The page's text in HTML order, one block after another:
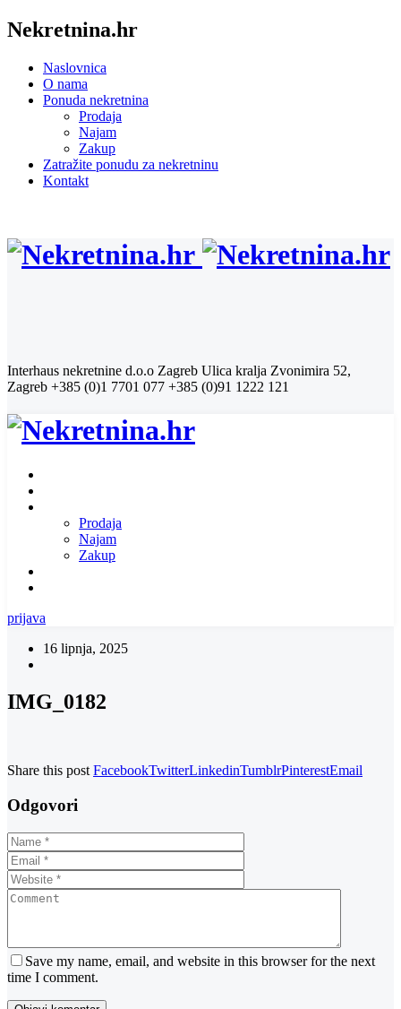
Nekretnina.hr
Naslovnica
O nama
Ponuda nekretnina
Prodaja
Najam
Zakup
Zatražite ponudu za nekretninu
Kontakt
Interhaus nekretnine d.o.o Zagreb Ulica kralja Zvonimira 52,
Zagreb +385 (0)1 7701 077 +385 (0)91 1222 121
Prodaja
Najam
Zakup
prijava
16 lipnja, 2025
IMG_0182
Share this post FacebookTwitterLinkedinTumblrPinterestEmail
Odgovori
Save my name, email, and website in this browser for the next
time I comment.